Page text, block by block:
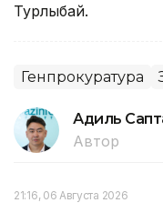
Турлыбай.
Генпрокуратура
Адиль
Автор
21:16, 06 Августа 2026